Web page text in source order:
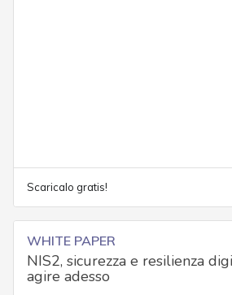
Scaricalo gratis!
WHITE PAPER
NIS2, sicurezza e resilienza
agire adesso